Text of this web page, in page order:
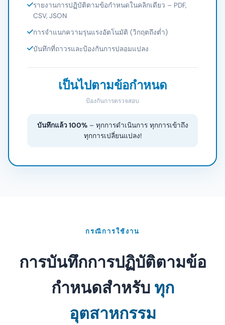
รายงานการปฏิบัติตามข้อกำหนดในคลิกเดียว – PDF,
CSV, JSON
การจำแนกความรุนแรงอัตโนมัติ (วิกฤตถึงต่ำ)
บันทึกที่ถาวรและป้องกันการปลอมแปลง
เป็นไปตามข้อกำหนด
ป้องกันการตรวจสอบ
บันทึกแล้ว 100%– ทุกการดำเนินการ ทุกการเข้าถึง
ทุกการเปลี่ยนแปลง!
กรณีการใช้งาน
การบันทึกการปฏิบัติตามข้อ
กำหนดสำหรับ ทุก
อุตสาหกรรม